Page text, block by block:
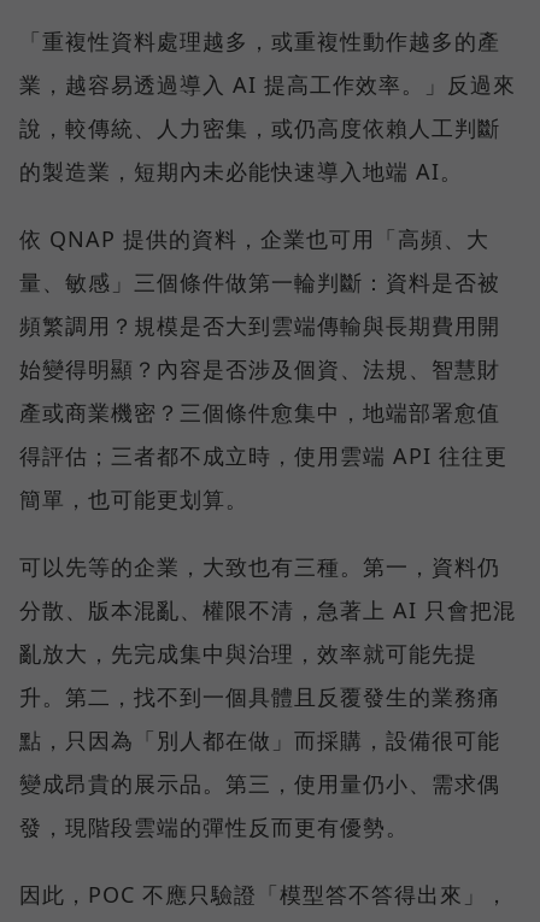
「重複性資料處理越多，或重複性動作越多的產
業，越容易透過導入 AI 提高工作效率。」反過來
說，較傳統、人力密集，或仍高度依賴人工判斷
的製造業，短期內未必能快速導入地端 AI。
依 QNAP 提供的資料，企業也可用「高頻、大
量、敏感」三個條件做第一輪判斷：資料是否被
頻繁調用？規模是否大到雲端傳輸與長期費用開
始變得明顯？內容是否涉及個資、法規、智慧財
產或商業機密？三個條件愈集中，地端部署愈值
得評估；三者都不成立時，使用雲端 API 往往更
簡單，也可能更划算。
可以先等的企業，大致也有三種。第一，資料仍
分散、版本混亂、權限不清，急著上 AI 只會把混
亂放大，先完成集中與治理，效率就可能先提
升。第二，找不到一個具體且反覆發生的業務痛
點，只因為「別人都在做」而採購，設備很可能
變成昂貴的展示品。第三，使用量仍小、需求偶
發，現階段雲端的彈性反而更有優勢。
因此，POC 不應只驗證「模型答不答得出來」，